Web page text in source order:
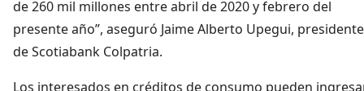
de 260 mil millones entre abril de 2020 y febrero del
presente año”, aseguró Jaime Alberto Upegui, presidente
de Scotiabank Colpatria.
Los interesados en créditos de consumo pueden